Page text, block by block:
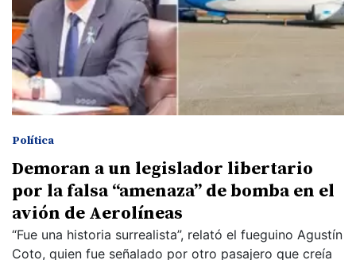
Política
Demoran a un legislador libertario
por la falsa “amenaza” de bomba en el
avión de Aerolíneas
“Fue una historia surrealista”, relató el fueguino Agustín
Coto, quien fue señalado por otro pasajero que creía